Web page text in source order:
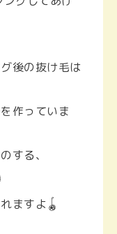
後の抜け毛は
作っていま
する、
ますよ🪀